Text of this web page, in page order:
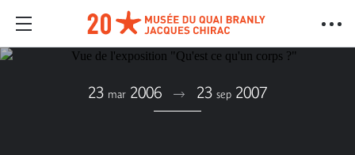
23 mar 2006 23 sep 2007